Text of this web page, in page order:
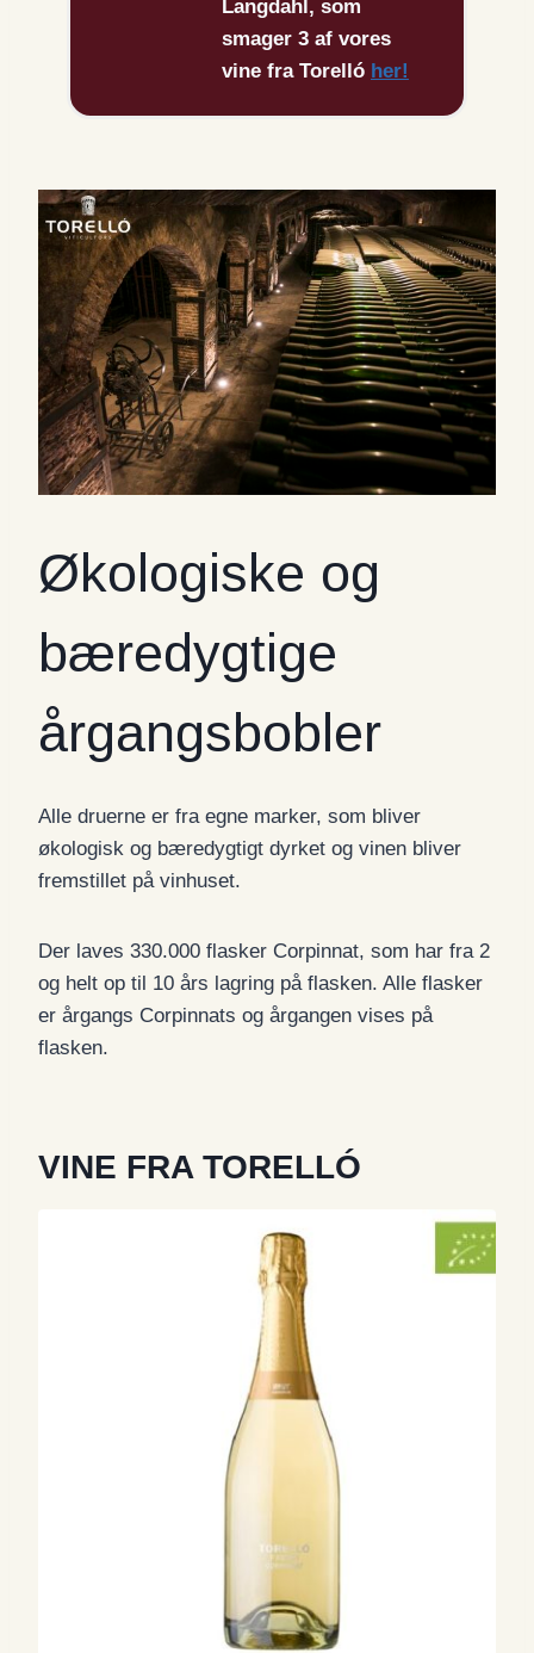
Langdahl, som
smager 3 af vores
vine fra Torelló her!
Økologiske og
bæredygtige
årgangsbobler
Alle druerne er fra egne marker, som bliver
økologisk og bæredygtigt dyrket og vinen bliver
fremstillet på vinhuset.
Der laves 330.000 flasker Corpinnat, som har fra 2
og helt op til 10 års lagring på flasken. Alle flasker
er årgangs Corpinnats og årgangen vises på
flasken.
VINE FRA TORELLÓ